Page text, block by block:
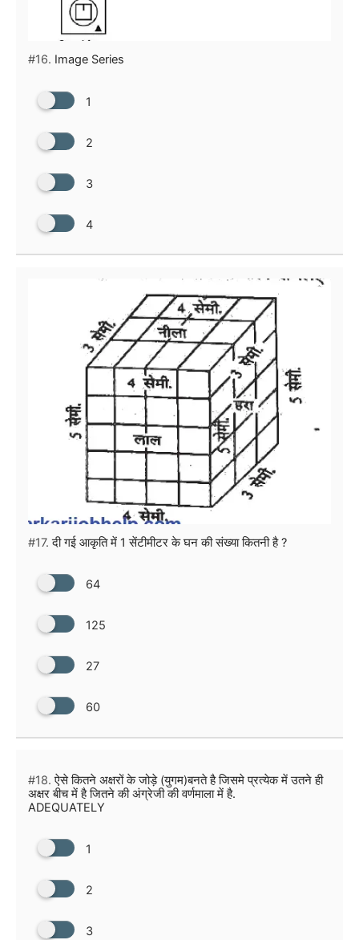
#16. Image Series
1
2
3
4
#17. दी गई आकृति में 1 सेंटीमीटर के घन की संख्या कितनी है ?
64
125
27
60
#18. ऐसे कितने अक्षरों के जोड़े (युगम)बनते है जिसमे प्रत्येक में उतने ही
अक्षर बीच में है जितने की अंग्रेजी की वर्णमाला में है.
ADEQUATELY
1
2
3